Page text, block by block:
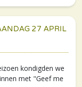
27 APRIL
kondigden we
met "Geef me